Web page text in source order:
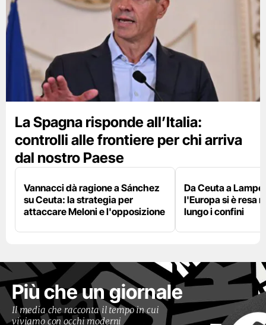
La Spagna risponde all’Italia:
controlli alle frontiere per chi arriva
dal nostro Paese
Vannacci dà ragione a Sánchez
su Ceuta: la strategia per
attaccare Meloni e l'opposizione
Da Ceuta a
l'Europa si è resa
lungo i confini
Più che un giornale
Il media che racconta il tempo in cui
viviamo con occhi moderni